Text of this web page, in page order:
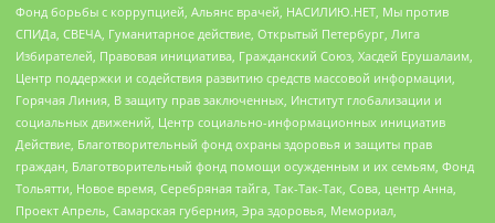
Фонд борьбы с коррупцией, Альянс врачей, НАСИЛИЮ.НЕТ, Мы против
СПИДа, СВЕЧА, Гуманитарное действие, Открытый Петербург, Лига
Избирателей, Правовая инициатива, Гражданский Союз, Хасдей Ерушалаим,
Центр поддержки и содействия развитию средств массовой информации,
Горячая Линия, В защиту прав заключенных, Институт глобализации и
социальных движений, Центр социально-информационных инициатив
Действие, Благотворительный фонд охраны здоровья и защиты прав
граждан, Благотворительный фонд помощи осужденным и их семьям, Фонд
Тольятти, Новое время, Серебряная тайга, Так-Так-Так, Сова, центр Анна,
Проект Апрель, Самарская губерния, Эра здоровья, Мемориал,